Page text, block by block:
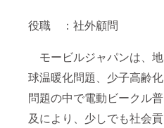
役職 ：社外顧問
モービルジャパンは、地
球温暖化問題、少子高齢化
問題の中で電動ビークル普
及により、少しでも社会貢